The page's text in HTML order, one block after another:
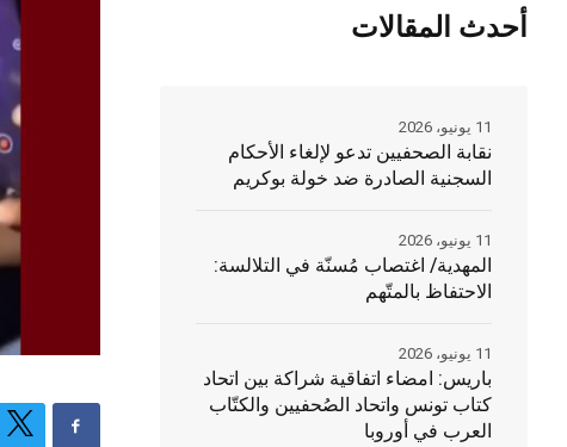
أحدث المقالات
نقابة الصحفيين تدعو لإلغاء الأحكام
السجنية الصادرة ضد خولة بوكريم
11 يونيو، 2026
المهدية/ اغتصاب مُسنّة في التلالسة:
الاحتفاظ بالمتّهم
11 يونيو، 2026
باريس: امضاء اتفاقية شراكة بين اتحاد
كتاب تونس واتحاد الصُحفيين والكتّاب
العرب في أوروبا
11 يونيو، 2026